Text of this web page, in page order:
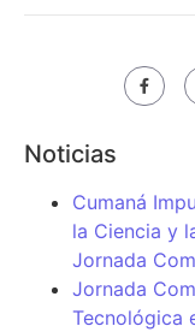
Noticias
Cumaná
la Ciencia y
Jornada
Jornada
Tecnológica